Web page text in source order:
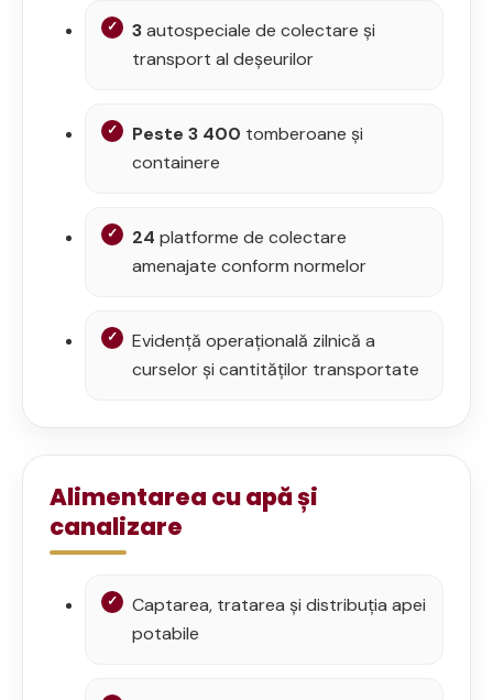
3autospeciale de colectare și
transport al deșeurilor
Peste 3 400 tomberoane și
containere
24 platforme de colectare
amenajate conform normelor
Evidență operațională zilnică a
curselor și cantităților transportate
Alimentarea cu apă și
canalizare
Captarea, tratarea și distribuția apei
potabile